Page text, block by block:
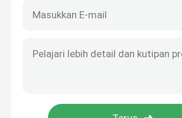
Tentang kami